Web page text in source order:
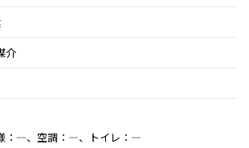
介
：―、空調：―、トイレ：―